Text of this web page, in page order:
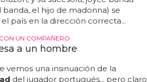
Malawi despenalizará la
en su legislación: su nueva
se ha comprometido a legalizar la
el estado... aún queda mucho para